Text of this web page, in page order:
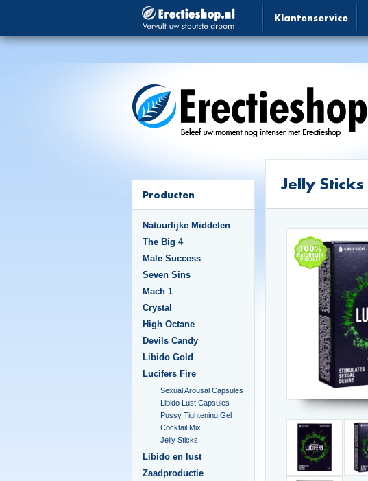
Klantenservice
Producten
Natuurlijke Middelen
The Big 4
Male Success
Seven Sins
Mach 1
Crystal
High Octane
Devils Candy
Libido Gold
Lucifers Fire
Sexual Arousal Capsules
Libido Lust Capsules
Pussy Tightening Gel
Cocktail Mix
Jelly Sticks
Libido en lust
Zaadproductie
Jelly Sticks